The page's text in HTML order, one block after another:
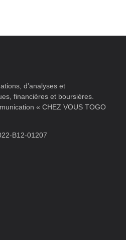
d’analyses et
financières et boursières.
« CHEZ VOUS TOGO
B12-01207